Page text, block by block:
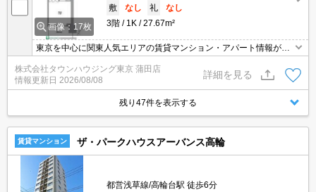
画像：17枚
敷
なし 礼
なし
3階
1K 27.67m²
東京を中心に関東人気エリアの賃貸マンション・アパート情報が豊
富！創業46年 直営140店舗以上の 独自のネットワークで最適なマン
ション・アパートをお探しします！
株式会社タウンハウジング東京 蒲田店
情報更新日 2026/08/08
詳細を見る
残り47件を表示する
賃貸マンション ザ・パークハウスアーバンス高輪
都営浅草線/高輪台駅 徒歩6分